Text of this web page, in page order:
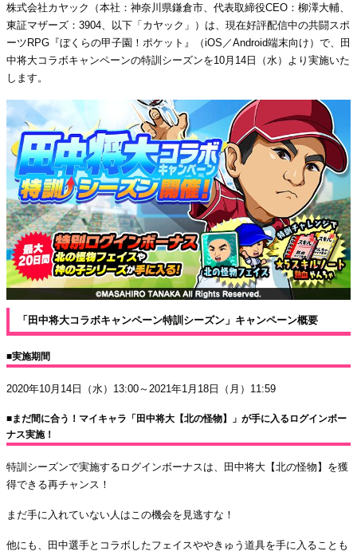
株式会社カヤック（本社：神奈川県鎌倉市、代表取締役CEO：柳澤大輔、
東証マザーズ：3904、以下「カヤック」）は、現在好評配信中の共闘スポ
ーツRPG『ぼくらの甲子園！ポケット』（iOS／Android端末向け）で、田
中将大コラボキャンペーンの特訓シーズンを10月14日（水）より実施いた
します。
「田中将大コラボキャンペーン特訓シーズン」キャンペーン概要
■実施期間
2020年10月14日（水）13:00～2021年1月18日（月）11:59
■まだ間に合う！マイキャラ「田中将大【北の怪物】」が手に入るログインボー
ナス実施！
特訓シーズンで実施するログインボーナスは、田中将大【北の怪物】を獲
得できる再チャンス！
まだ手に入れていない人はこの機会を見逃すな！
他にも、田中選手とコラボしたフェイスややきゅう道具を手に入ることも